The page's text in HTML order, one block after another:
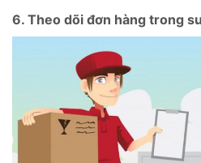
6. Theo dõi đơn hàng trong